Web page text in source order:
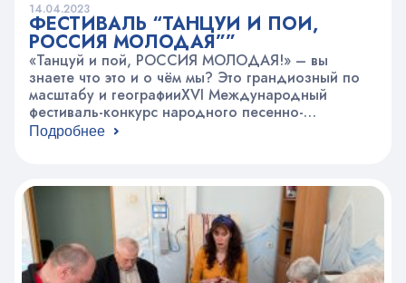
14.04.2023
ФЕСТИВАЛЬ “ТАНЦУЙ И ПОЙ,
РОССИЯ МОЛОДАЯ””
«Танцуй и пой, РОССИЯ МОЛОДАЯ!» – вы
знаете что это и о чём мы? Это грандиозный по
масштабу и географииXVI Международный
фестиваль-конкурс народного песенно-
танцевального искусства детей, молодежи и
художественным руководителем ансамбля
«Московия» и педагогом нашего Центра
творчества – Валерием Кузьмичом Нестеровым! В
этом сезоне фестиваль посчастливилось…
Подробнее